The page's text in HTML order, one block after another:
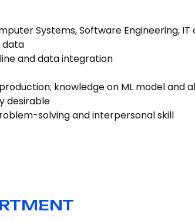
Systems, Software Engineering,
data
and data integration
knowledge on ML model and
desirable
solving and interpersonal skill